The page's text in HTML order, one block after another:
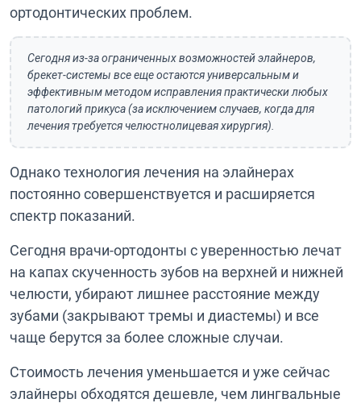
ортодонтических проблем.
Сегодня из-за ограниченных возможностей элайнеров,
брекет-системы все еще остаются универсальным и
эффективным методом исправления практически любых
патологий прикуса (за исключением случаев, когда для
лечения требуется челюстнолицевая хирургия).
Однако технология лечения на элайнерах
постоянно совершенствуется и расширяется
спектр показаний.
Сегодня врачи-ортодонты с уверенностью лечат
на капах скученность зубов на верхней и нижней
челюсти, убирают лишнее расстояние между
зубами (закрывают тремы и диастемы) и все
чаще берутся за более сложные случаи.
Стоимость лечения уменьшается и уже сейчас
элайнеры обходятся дешевле, чем лингвальные